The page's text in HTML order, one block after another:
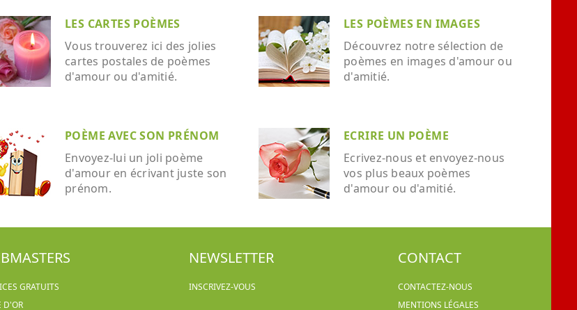
LES CARTES POÈMES
Vous trouverez ici des jolies
cartes postales de poèmes
d'amour ou d'amitié.
LES POÈMES EN IMAGES
Découvrez notre sélection de
poèmes en images d'amour ou
d'amitié.
POÈME AVEC SON PRÉNOM
Envoyez-lui un joli poème
d'amour en écrivant juste son
prénom.
ECRIRE UN POÈME
Ecrivez-nous et envoyez-nous
vos plus beaux poèmes
d'amour ou d'amitié.
GRATUITS
D'OR
NEWSLETTER
INSCRIVEZ-VOUS
CONTACT
CONTACTEZ-NOUS
MENTIONS LÉGALES